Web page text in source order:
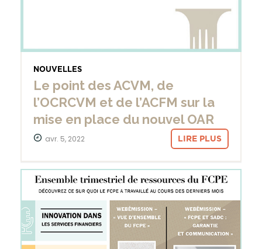
NOUVELLES
Le point des ACVM, de
l’OCRCVM et de l’ACFM sur la
mise en place du nouvel OAR
avr. 5, 2022 LIRE PLUS